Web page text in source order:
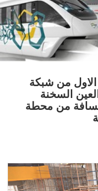
من شبكة
السخنة
من محطة